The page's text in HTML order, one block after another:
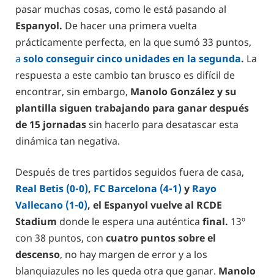
pasar muchas cosas, como le está pasando al
Espanyol. De hacer una primera vuelta
prácticamente perfecta, en la que sumó 33 puntos,
a solo conseguir cinco unidades en la segunda. La
respuesta a este cambio tan brusco es difícil de
encontrar, sin embargo, Manolo González y su
plantilla siguen trabajando para ganar después
de 15 jornadassin hacerlo para desatascar esta
dinámica tan negativa.
Después de tres partidos seguidos fuera de casa,
Real Betis (0-0), FC Barcelona (4-1)y Rayo
Vallecano (1-0), el Espanyol vuelve al RCDE
Stadium donde le espera una auténtica final. 13º
con 38 puntos, con cuatro puntos sobre el
descenso, no hay margen de error y a los
blanquiazules no les queda otra que ganar. Manolo